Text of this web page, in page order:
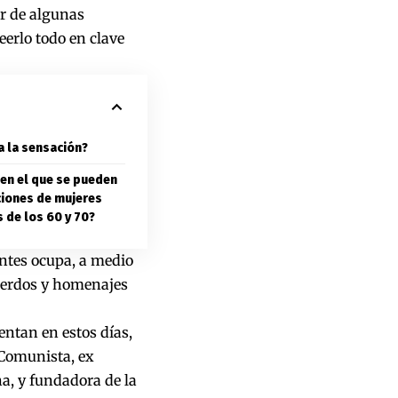
de algunas
todo en clave
la sensación?
el que se pueden
de mujeres
de los 60 y 70?
ocupa, a medio
y homenajes
en estos días,
ex
y fundadora de la